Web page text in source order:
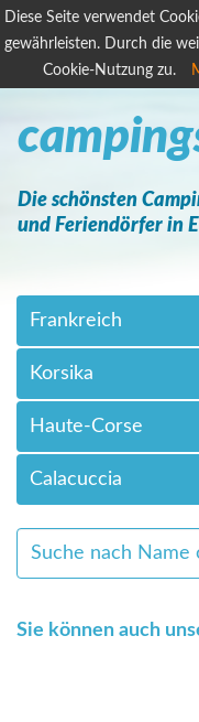
Diese Seite verwendet
gewährleisten. Durch die
Cookie-Nutzung zu.
Die schönsten
und Feriendörfer in
Frankreich
Korsika
Haute-Corse
Calacuccia
Sie können auch